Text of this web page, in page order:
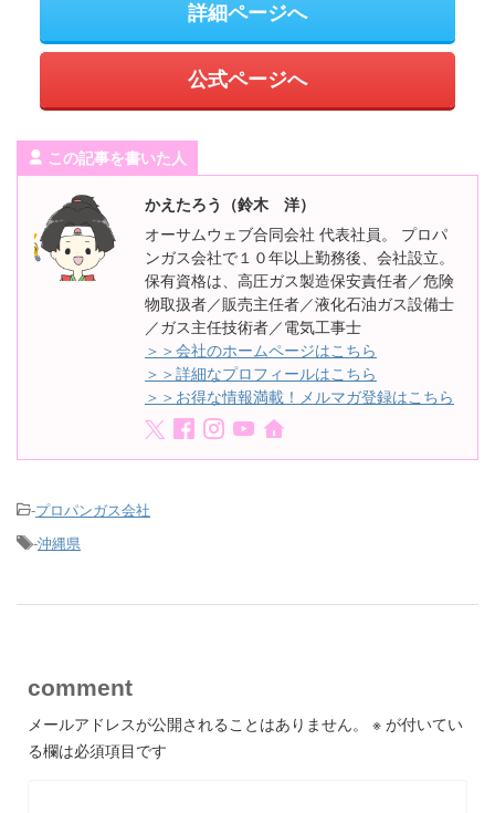
詳細ページへ
公式ページへ
この記事を書いた人
かえたろう（鈴木 洋）
オーサムウェブ合同会社 代表社員。 プロパ
ンガス会社で１０年以上勤務後、会社設立。
保有資格は、高圧ガス製造保安責任者／危険
物取扱者／販売主任者／液化石油ガス設備士
／ガス主任技術者／電気工事士
＞＞会社のホームページはこちら
＞＞詳細なプロフィールはこちら
＞＞お得な情報満載！メルマガ登録はこちら
-プロパンガス会社
-沖縄県
comment
メールアドレスが公開されることはありません。 ※ が付いてい
る欄は必須項目です